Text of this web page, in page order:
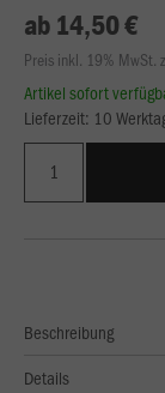
ab 14,50 €
Preis inkl. 19% MwSt.
Artikel sofort
Lieferzeit: 10
Beschreibung
Details